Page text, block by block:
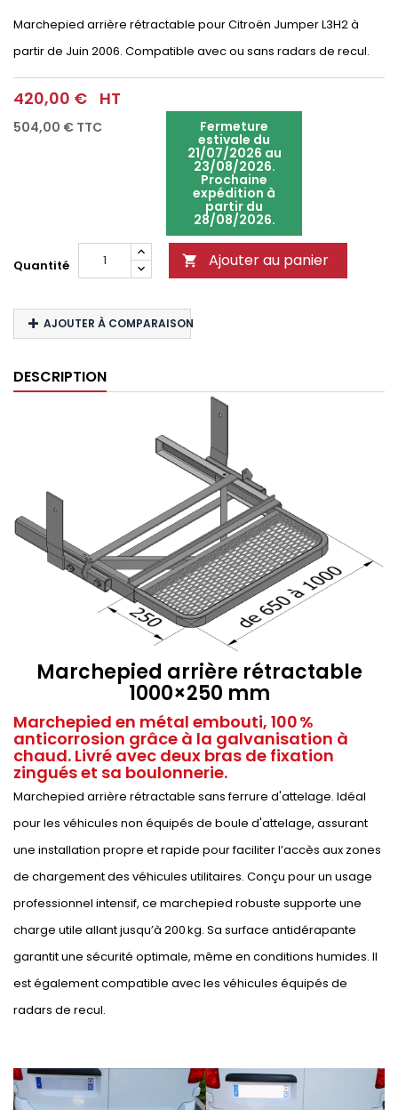
Marchepied arrière rétractable pour Citroën Jumper L3H2 à
partir de Juin 2006. Compatible avec ou sans radars de recul.
420,00 € HT
504,00 € TTC Fermeture
estivale du
21/07/2026 au
23/08/2026.
Prochaine
expédition à
partir du
28/08/2026.
Quantité  Ajouter au panier
AJOUTER À COMPARAISON
DESCRIPTION
Marchepied arrière rétractable
1000×250 mm
Marchepied en métal embouti, 100 %
anticorrosion grâce à la galvanisation à
chaud. Livré avec deux bras de fixation
zingués et sa boulonnerie.
Marchepied arrière rétractable sans ferrure d'attelage. Idéal
pour les véhicules non équipés de boule d'attelage, assurant
une installation propre et rapide pour faciliter l’accès aux zones
de chargement des véhicules utilitaires. Conçu pour un usage
professionnel intensif, ce marchepied robuste supporte une
charge utile allant jusqu’à 200 kg. Sa surface antidérapante
garantit une sécurité optimale, même en conditions humides. Il
est également compatible avec les véhicules équipés de
radars de recul.